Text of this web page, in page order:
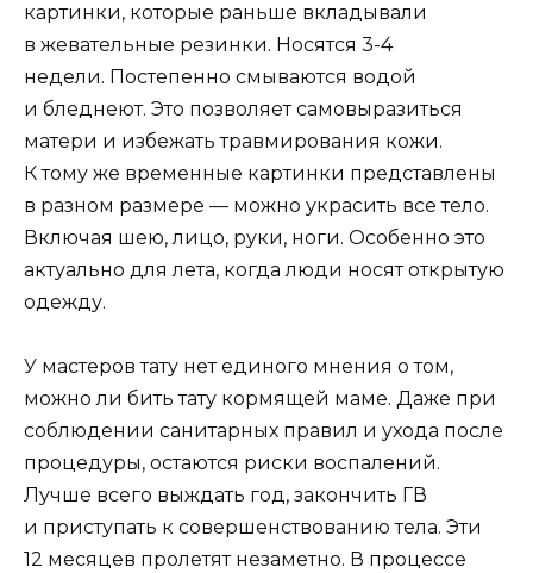
картинки, которые раньше вкладывали
в жевательные резинки. Носятся 3-4
недели. Постепенно смываются водой
и бледнеют. Это позволяет самовыразиться
матери и избежать травмирования кожи.
К тому же временные картинки представлены
в разном размере — можно украсить все тело.
Включая шею, лицо, руки, ноги. Особенно это
актуально для лета, когда люди носят открытую
одежду.
У мастеров тату нет единого мнения о том,
можно ли бить тату кормящей маме. Даже при
соблюдении санитарных правил и ухода после
процедуры, остаются риски воспалений.
Лучше всего выждать год, закончить ГВ
и приступать к совершенствованию тела. Эти
12 месяцев пролетят незаметно. В процессе